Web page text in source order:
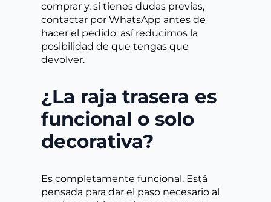
comprar y, si tienes dudas previas,
contactar por WhatsApp antes de
hacer el pedido: así reducimos la
posibilidad de que tengas que
devolver.
¿La raja trasera es
funcional o solo
decorativa?
Es completamente funcional. Está
pensada para dar el paso necesario al